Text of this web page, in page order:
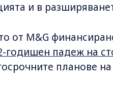
и в
от M&G
годишен падеж на
планове